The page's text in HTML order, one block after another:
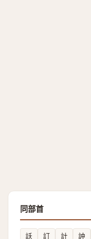
同部首
訞 訂 計 訲